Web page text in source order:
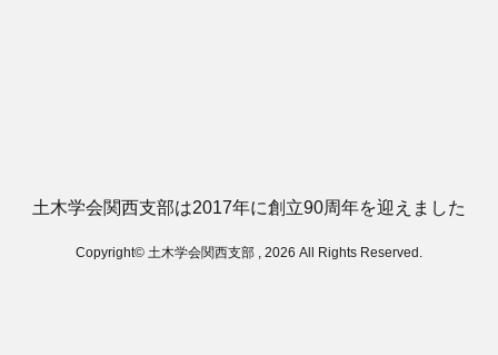
土木学会関西支部は2017年に創立90周年を迎えました
Copyright© 土木学会関西支部 , 2026 All Rights Reserved.